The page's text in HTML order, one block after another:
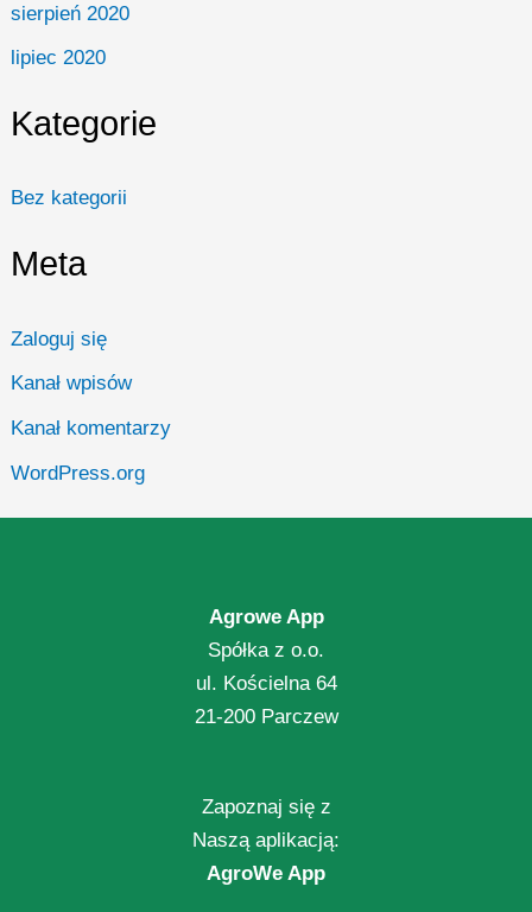
sierpień 2020
lipiec 2020
Kategorie
Bez kategorii
Meta
Zaloguj się
Kanał wpisów
Kanał komentarzy
WordPress.org
Agrowe App
Spółka z o.o.
ul. Kościelna 64
21-200 Parczew
Zapoznaj się z
Naszą aplikacją:
AgroWe App